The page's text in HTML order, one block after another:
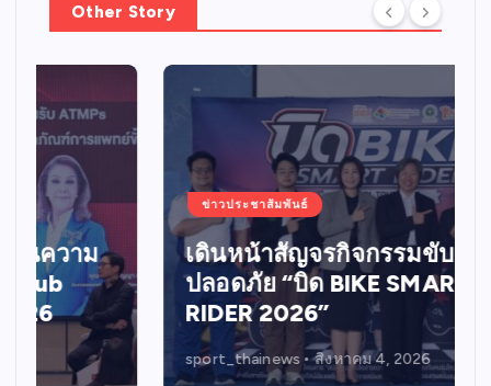
Other Story
ข่าวประชาสัมพันธ์
เดินหน้าสัญจรกิจกรรมขับขี่
ปลอดภัย “บิด BIKE SMART
RIDER 2026”
sport_thainews สิงหาคม 4, 2026